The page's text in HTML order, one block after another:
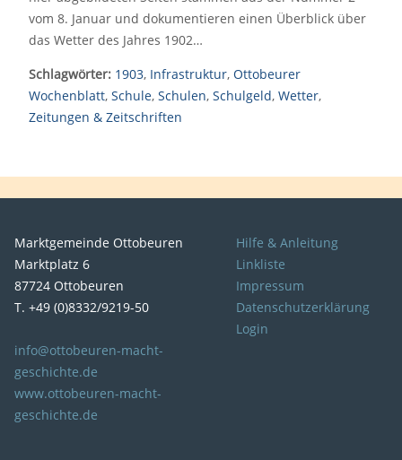
vom 8. Januar und dokumentieren einen Überblick über
das Wetter des Jahres 1902…
Schlagwörter: 1903, Infrastruktur, Ottobeurer
Wochenblatt, Schule, Schulen, Schulgeld, Wetter,
Zeitungen & Zeitschriften
Marktgemeinde Ottobeuren
Marktplatz 6
87724 Ottobeuren
T. +49 (0)8332/9219-50
info@ottobeuren-macht-
geschichte.de
www.ottobeuren-macht-
geschichte.de
Hilfe & Anleitung
Linkliste
Impressum
Datenschutzerklärung
Login